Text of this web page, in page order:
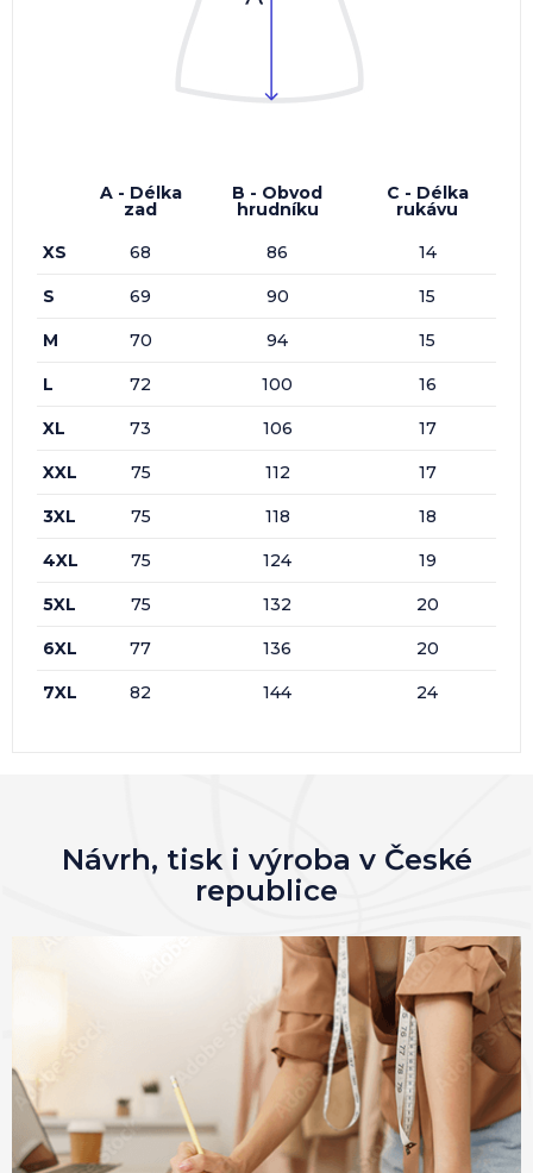
A - Délka
zad
B - Obvod
hrudníku
C - Délka
rukávu
XS
68 86 14
S 69 90 15
M 70 94 15
L 72 100 16
XL 73 106 17
XXL 75 112 17
3XL 75 118 18
4XL 75 124 19
5XL 75 132 20
6XL 77 136 20
7XL 82 144 24
Návrh, tisk i výroba v České
republice